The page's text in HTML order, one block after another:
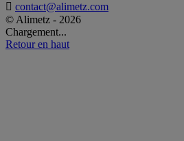
 contact@alimetz.com
© Alimetz - 2026
Chargement...
Retour en haut